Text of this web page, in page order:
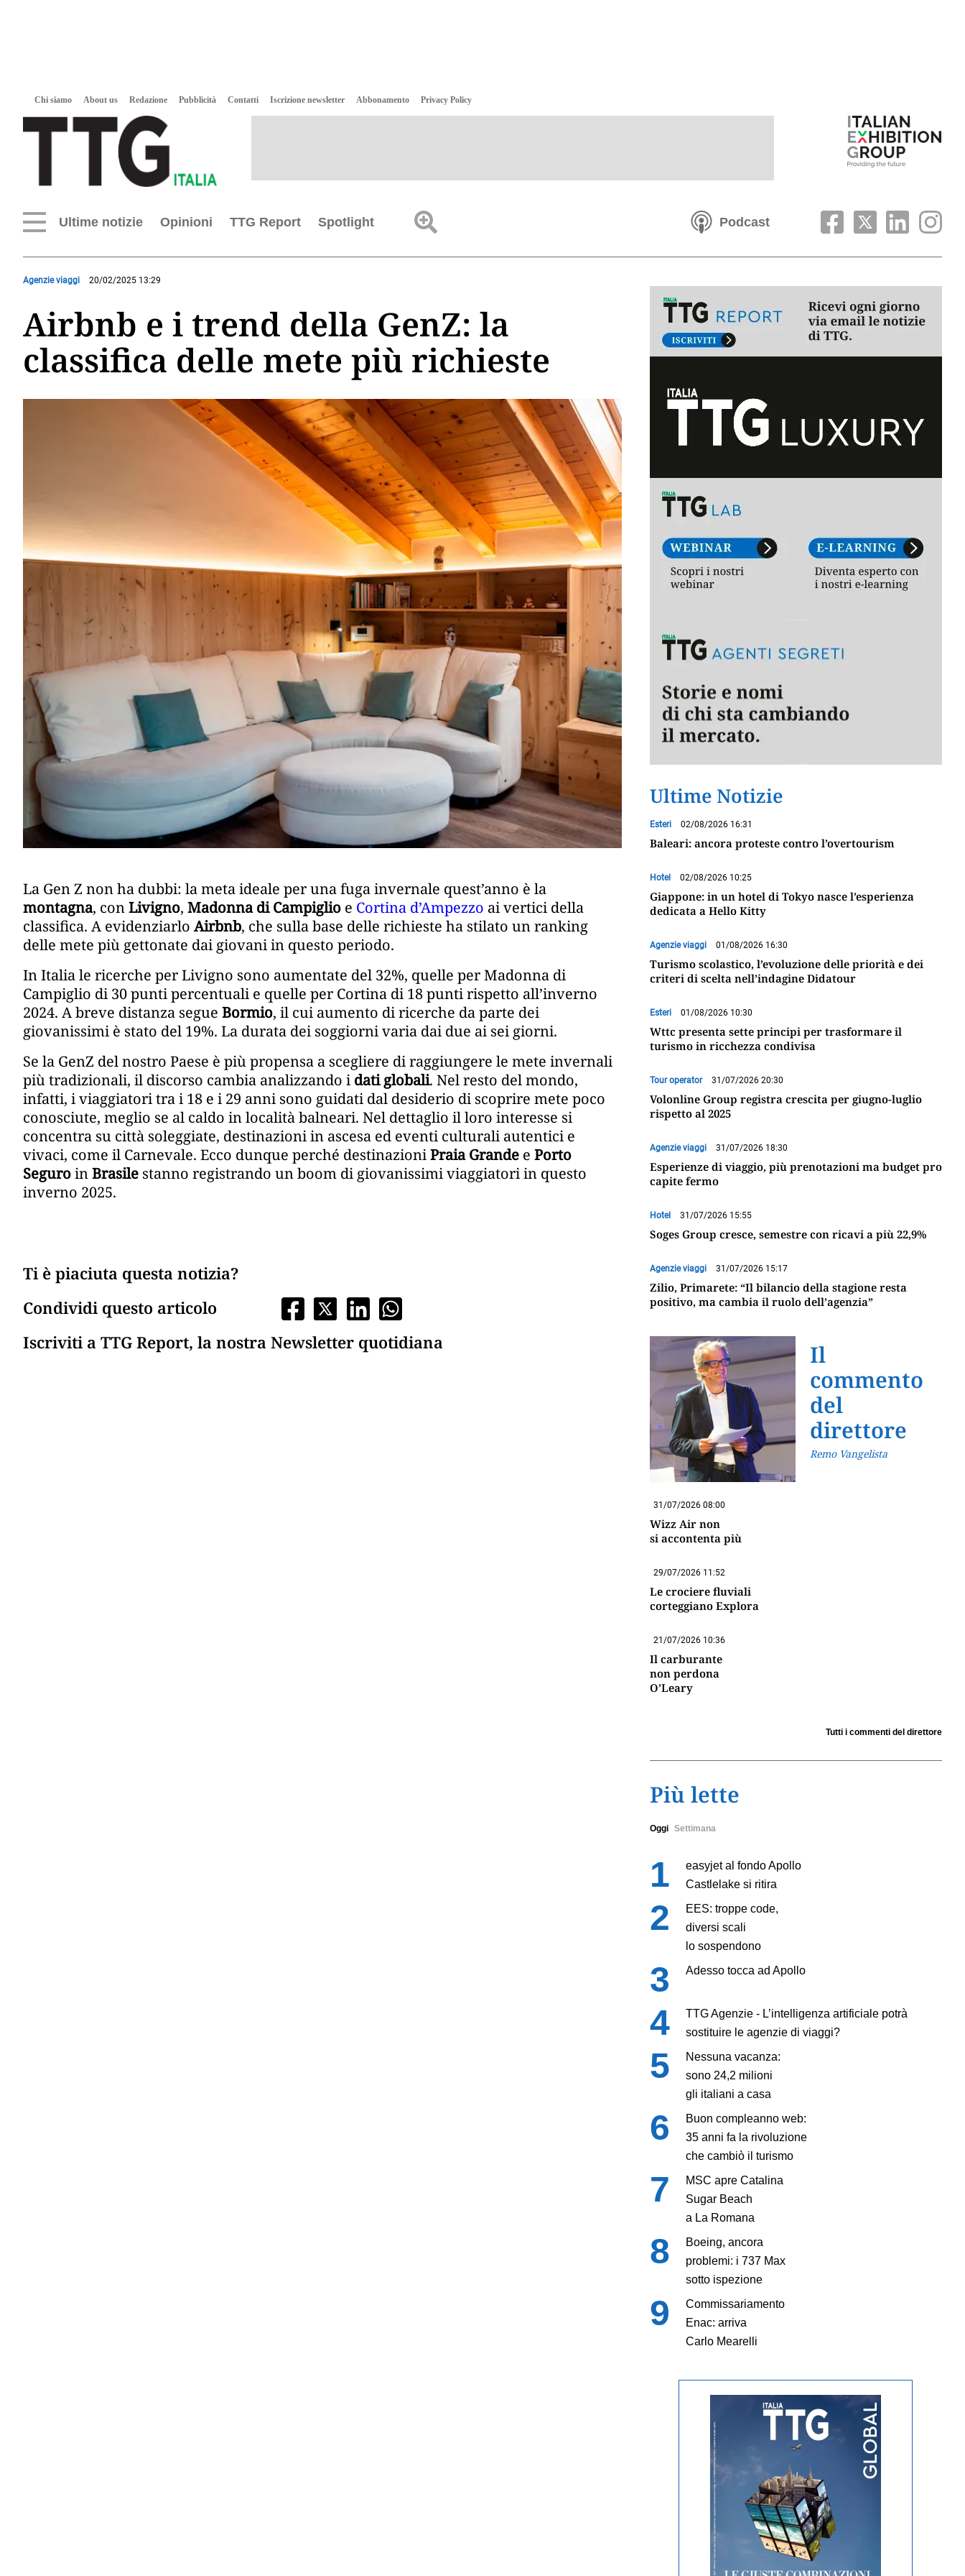
Chi siamo About us Redazione Pubblicità Contatti Iscrizione newsletter Abbonamento Privacy Policy
Ultime notizie Opinioni TTG Report Spotlight Podcast
Agenzie viaggi 20/02/2025 13:29
Airbnb e i trend della GenZ: la
classifica delle mete più richieste
La Gen Z non ha dubbi: la meta ideale per una fuga invernale quest’anno è la
montagna, conLivigno, Madonna di Campiglio e Cortina d’Ampezzo ai vertici della
classifica. A evidenziarlo Airbnb, che sulla base delle richieste ha stilato un ranking
delle mete più gettonate dai giovani in questo periodo.
In Italia le ricerche per Livigno sono aumentate del 32%, quelle per Madonna di
Campiglio di 30 punti percentuali e quelle per Cortina di 18 punti rispetto all’inverno
2024. A breve distanza segue Bormio, il cui aumento di ricerche da parte dei
giovanissimi è stato del 19%. La durata dei soggiorni varia dai due ai sei giorni.
Se la GenZ del nostro Paese è più propensa a scegliere di raggiungere le mete invernali
più tradizionali, il discorso cambia analizzando idati globali. Nel resto del mondo,
infatti, i viaggiatori tra i 18 e i 29 anni sono guidati dal desiderio di scoprire mete poco
conosciute, meglio se al caldo in località balneari. Nel dettaglio il loro interesse si
concentra su città soleggiate, destinazioni in ascesa ed eventi culturali autentici e
vivaci, come il Carnevale. Ecco dunque perché destinazioniPraia Grande e Porto
SeguroinBrasile stanno registrando un boom di giovanissimi viaggiatori in questo
inverno 2025.
Ti è piaciuta questa notizia?
Condividi questo articolo
Iscriviti a TTG Report, la nostra Newsletter quotidiana
Ultime Notizie
Esteri 02/08/2026 16:31
Baleari: ancora proteste contro l’overtourism
Hotel 02/08/2026 10:25
Giappone: in un hotel di Tokyo nasce l’esperienza
dedicata a Hello Kitty
Agenzie viaggi 01/08/2026 16:30
Turismo scolastico, l’evoluzione delle priorità e dei
criteri di scelta nell’indagine Didatour
Esteri 01/08/2026 10:30
Wttc presenta sette principi per trasformare il
turismo in ricchezza condivisa
Tour operator 31/07/2026 20:30
Volonline Group registra crescita per giugno-luglio
rispetto al 2025
Agenzie viaggi 31/07/2026 18:30
Esperienze di viaggio, più prenotazioni ma budget pro
capite fermo
Hotel 31/07/2026 15:55
Soges Group cresce, semestre con ricavi a più 22,9%
Agenzie viaggi 31/07/2026 15:17
Zilio, Primarete: “Il bilancio della stagione resta
positivo, ma cambia il ruolo dell’agenzia”
Il
commento
del
direttore
Remo Vangelista
31/07/2026 08:00
Wizz Air non
si accontenta più
29/07/2026 11:52
Le crociere fluviali
corteggiano Explora
21/07/2026 10:36
Il carburante
non perdona
O’Leary
Tutti i commenti del direttore
Più lette
Oggi Settimana
easyjet al fondo Apollo
Castlelake si ritira
EES: troppe code,
diversi scali
lo sospendono
Adesso tocca ad Apollo
TTG Agenzie - L’intelligenza artificiale potrà
sostituire le agenzie di viaggi?
Nessuna vacanza:
sono 24,2 milioni
gli italiani a casa
Buon compleanno web:
35 anni fa la rivoluzione
che cambiò il turismo
MSC apre Catalina
Sugar Beach
a La Romana
Boeing, ancora
problemi: i 737 Max
sotto ispezione
Commissariamento
Enac: arriva
Carlo Mearelli